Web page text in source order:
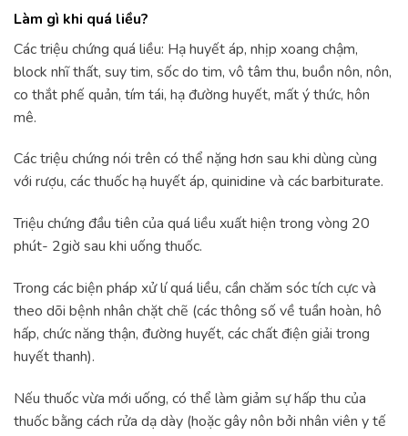
Làm gì khi quá liều?
Các triệu chứng quá liều: Hạ huyết áp, nhịp xoang chậm,
block nhĩ thất, suy tim, sốc do tim, vô tâm thu, buồn nôn, nôn,
co thắt phế quản, tím tái, hạ đường huyết, mất ý thức, hôn
mê.
Các triệu chứng nói trên có thể nặng hơn sau khi dùng cùng
với rượu, các thuốc hạ huyết áp, quinidine và các barbiturate.
Triệu chứng đầu tiên của quá liều xuất hiện trong vòng 20
phút- 2giờ sau khi uống thuốc.
Trong các biện pháp xử lí quá liều, cần chăm sóc tích cực và
theo dõi bệnh nhân chặt chẽ (các thông số về tuần hoàn, hô
hấp, chức năng thận, đường huyết, các chất điện giải trong
huyết thanh).
Nếu thuốc vừa mới uống, có thể làm giảm sự hấp thu của
thuốc bằng cách rửa dạ dày (hoặc gây nôn bởi nhân viên y tế